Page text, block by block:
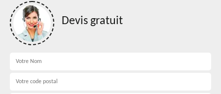
Devis gratuit